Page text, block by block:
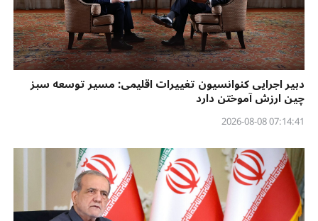
دبیر اجرایی کنوانسیون تغییرات اقلیمی: مسیر توسعه سبز
چین ارزش آموختن دارد
07:14:41 2026-08-08